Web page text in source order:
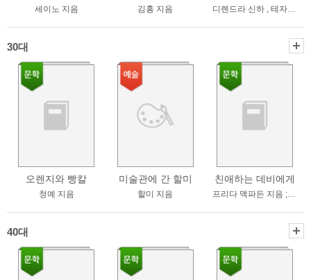
세이노 지음 김홍 지음 디렌드라 신하 , 테자스 초프라 [공] 지음 ; 양문규 옮김
30대
오렌지와 빵칼
청예 지음
미술관에 간 할미
할미 지음
친애하는 데비에게
프리다 맥파든 지음 ; 최주원 옮김
40대